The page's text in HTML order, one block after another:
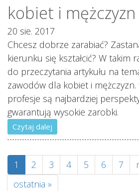
kobiet i mężczyzn
20 sie. 2017
Chcesz dobrze zarabiać?
kierunku się kształcić? W takim
do przeczytania artykułu na
zawodów dla kobiet i
profesje są najbardziej
gwarantują wysokie zarobki.
Czytaj dalej
1 2 3 4 5 6 7
ostatnia »